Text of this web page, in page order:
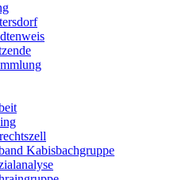
Kabisbachgruppe